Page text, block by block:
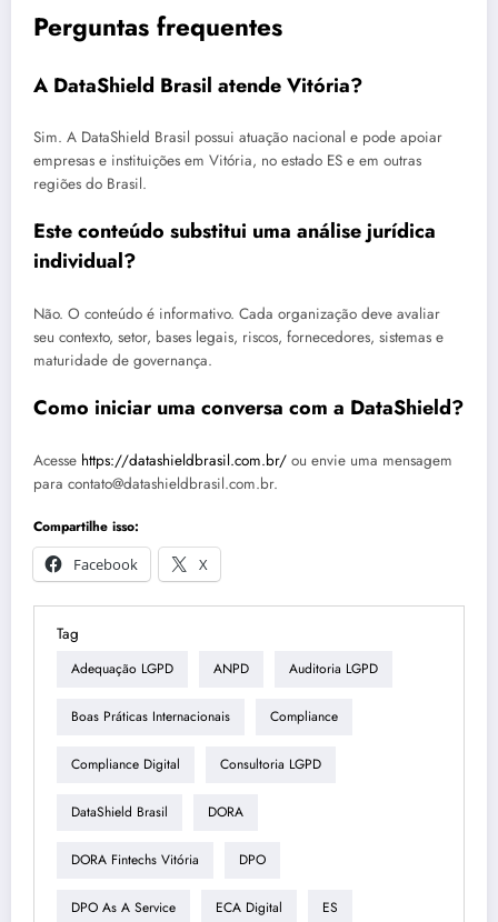
Perguntas frequentes
A DataShield Brasil atende Vitória?
Sim. A DataShield Brasil possui atuação nacional e pode apoiar
empresas e instituições em Vitória, no estado ES e em outras
regiões do Brasil.
Este conteúdo substitui uma análise jurídica
individual?
Não. O conteúdo é informativo. Cada organização deve avaliar
seu contexto, setor, bases legais, riscos, fornecedores, sistemas e
maturidade de governança.
Como iniciar uma conversa com a DataShield?
Acesse https://datashieldbrasil.com.br/ ou envie uma mensagem
para contato@datashieldbrasil.com.br.
Compartilhe isso:
Facebook
X
Tag
Adequação LGPD ANPD Auditoria LGPD
Boas Práticas Internacionais Compliance
Compliance Digital Consultoria LGPD
DataShield Brasil DORA
DORA Fintechs Vitória DPO
DPO As A Service ECA Digital ES